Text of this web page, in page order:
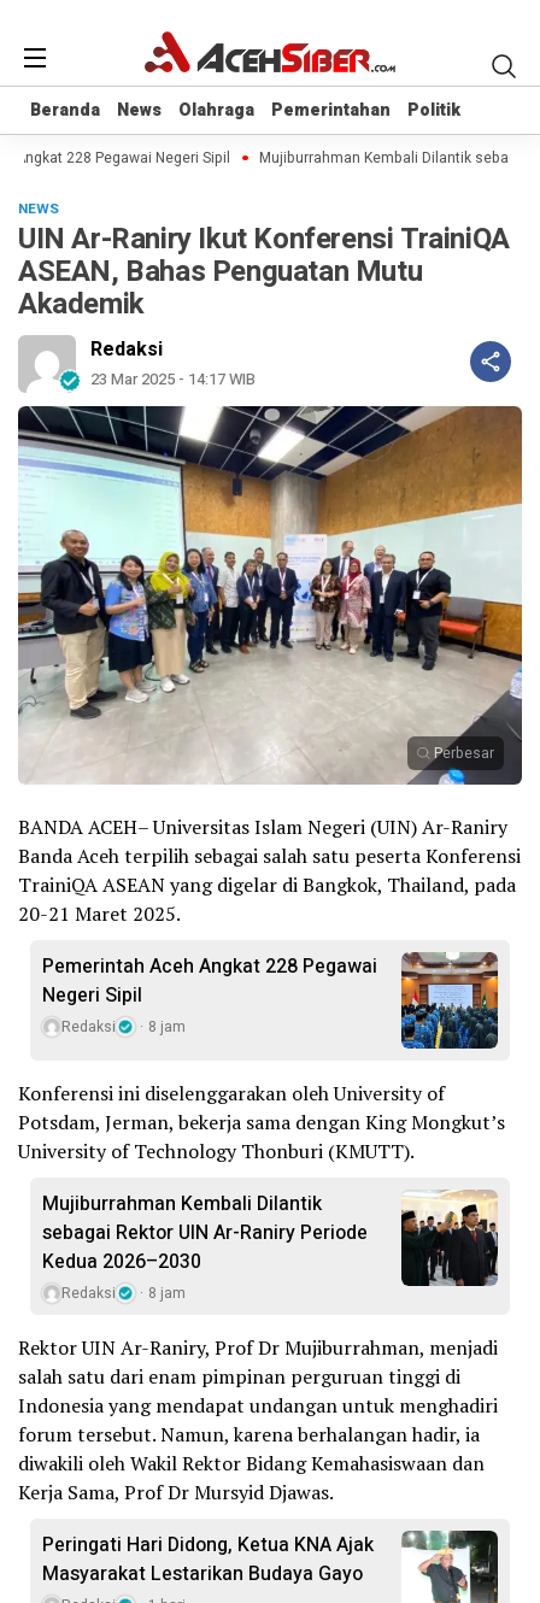
Beranda News Olahraga Pemerintahan Politik
Beranda News Olahraga Pemerintahan Politik
228 Pegawai Negeri Sipil Mujiburrahman Kembali Dilantik sebagai
NEWS
UIN Ar-Raniry Ikut Konferensi TrainiQA
ASEAN, Bahas Penguatan Mutu
Akademik
Redaksi
23 Mar 2025 - 14:17 WIB
Perbesar
BANDA ACEH– Universitas Islam Negeri (UIN) Ar-Raniry
Banda Aceh terpilih sebagai salah satu peserta Konferensi
TrainiQA ASEAN yang digelar di Bangkok, Thailand, pada
20-21 Maret 2025.
Pemerintah Aceh Angkat 228 Pegawai
Negeri Sipil
Redaksi 8 jam
Konferensi ini diselenggarakan oleh University of
Potsdam, Jerman, bekerja sama dengan King Mongkut’s
University of Technology Thonburi (KMUTT).
Mujiburrahman Kembali Dilantik
sebagai Rektor UIN Ar-Raniry Periode
Kedua 2026–2030
Redaksi 8 jam
Rektor UIN Ar-Raniry, Prof Dr Mujiburrahman, menjadi
salah satu dari enam pimpinan perguruan tinggi di
Indonesia yang mendapat undangan untuk menghadiri
forum tersebut. Namun, karena berhalangan hadir, ia
diwakili oleh Wakil Rektor Bidang Kemahasiswaan dan
Kerja Sama, Prof Dr Mursyid Djawas.
Peringati Hari Didong, Ketua KNA Ajak
Masyarakat Lestarikan Budaya Gayo